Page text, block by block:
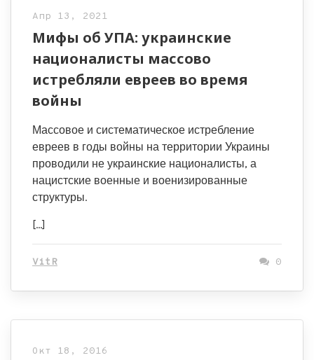
Апр 13, 2021
Мифы об УПА: украинские
националисты массово
истребляли евреев во время
войны
Массовое и систематическое истребление
евреев в годы войны на территории Украины
проводили не украинские националисты, а
нацистские военные и военизированные
структуры.
[…]
VitR 0
Окт 18, 2016